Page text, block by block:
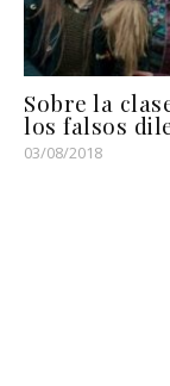
Sobre la
los falsos
03/08/2018